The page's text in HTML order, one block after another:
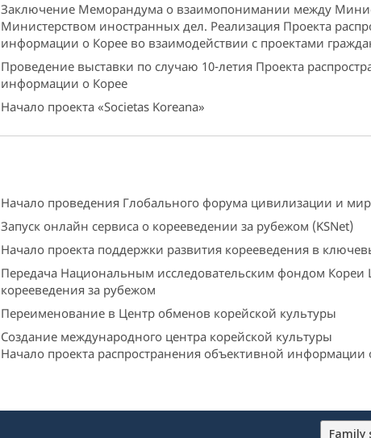
Заключение Меморандума о взаимопонимании между
Министерством иностранных дел. Реализация Проекта
информации о Корее во взаимодействии с проектами
Проведение выставки по случаю 10-летия Проекта
информации о Корее
Начало проекта «Societas Koreana»
Начало проведения Глобального форума цивилизации и
Запуск онлайн сервиса о корееведении за рубежом (KSNet)
Начало проекта поддержки развития корееведения в
Передача Национальным исследовательским фондом Кореи
корееведения за рубежом
Переименование в Центр обменов корейской культуры
Создание международного центра корейской культуры
Начало проекта распространения объективной информации